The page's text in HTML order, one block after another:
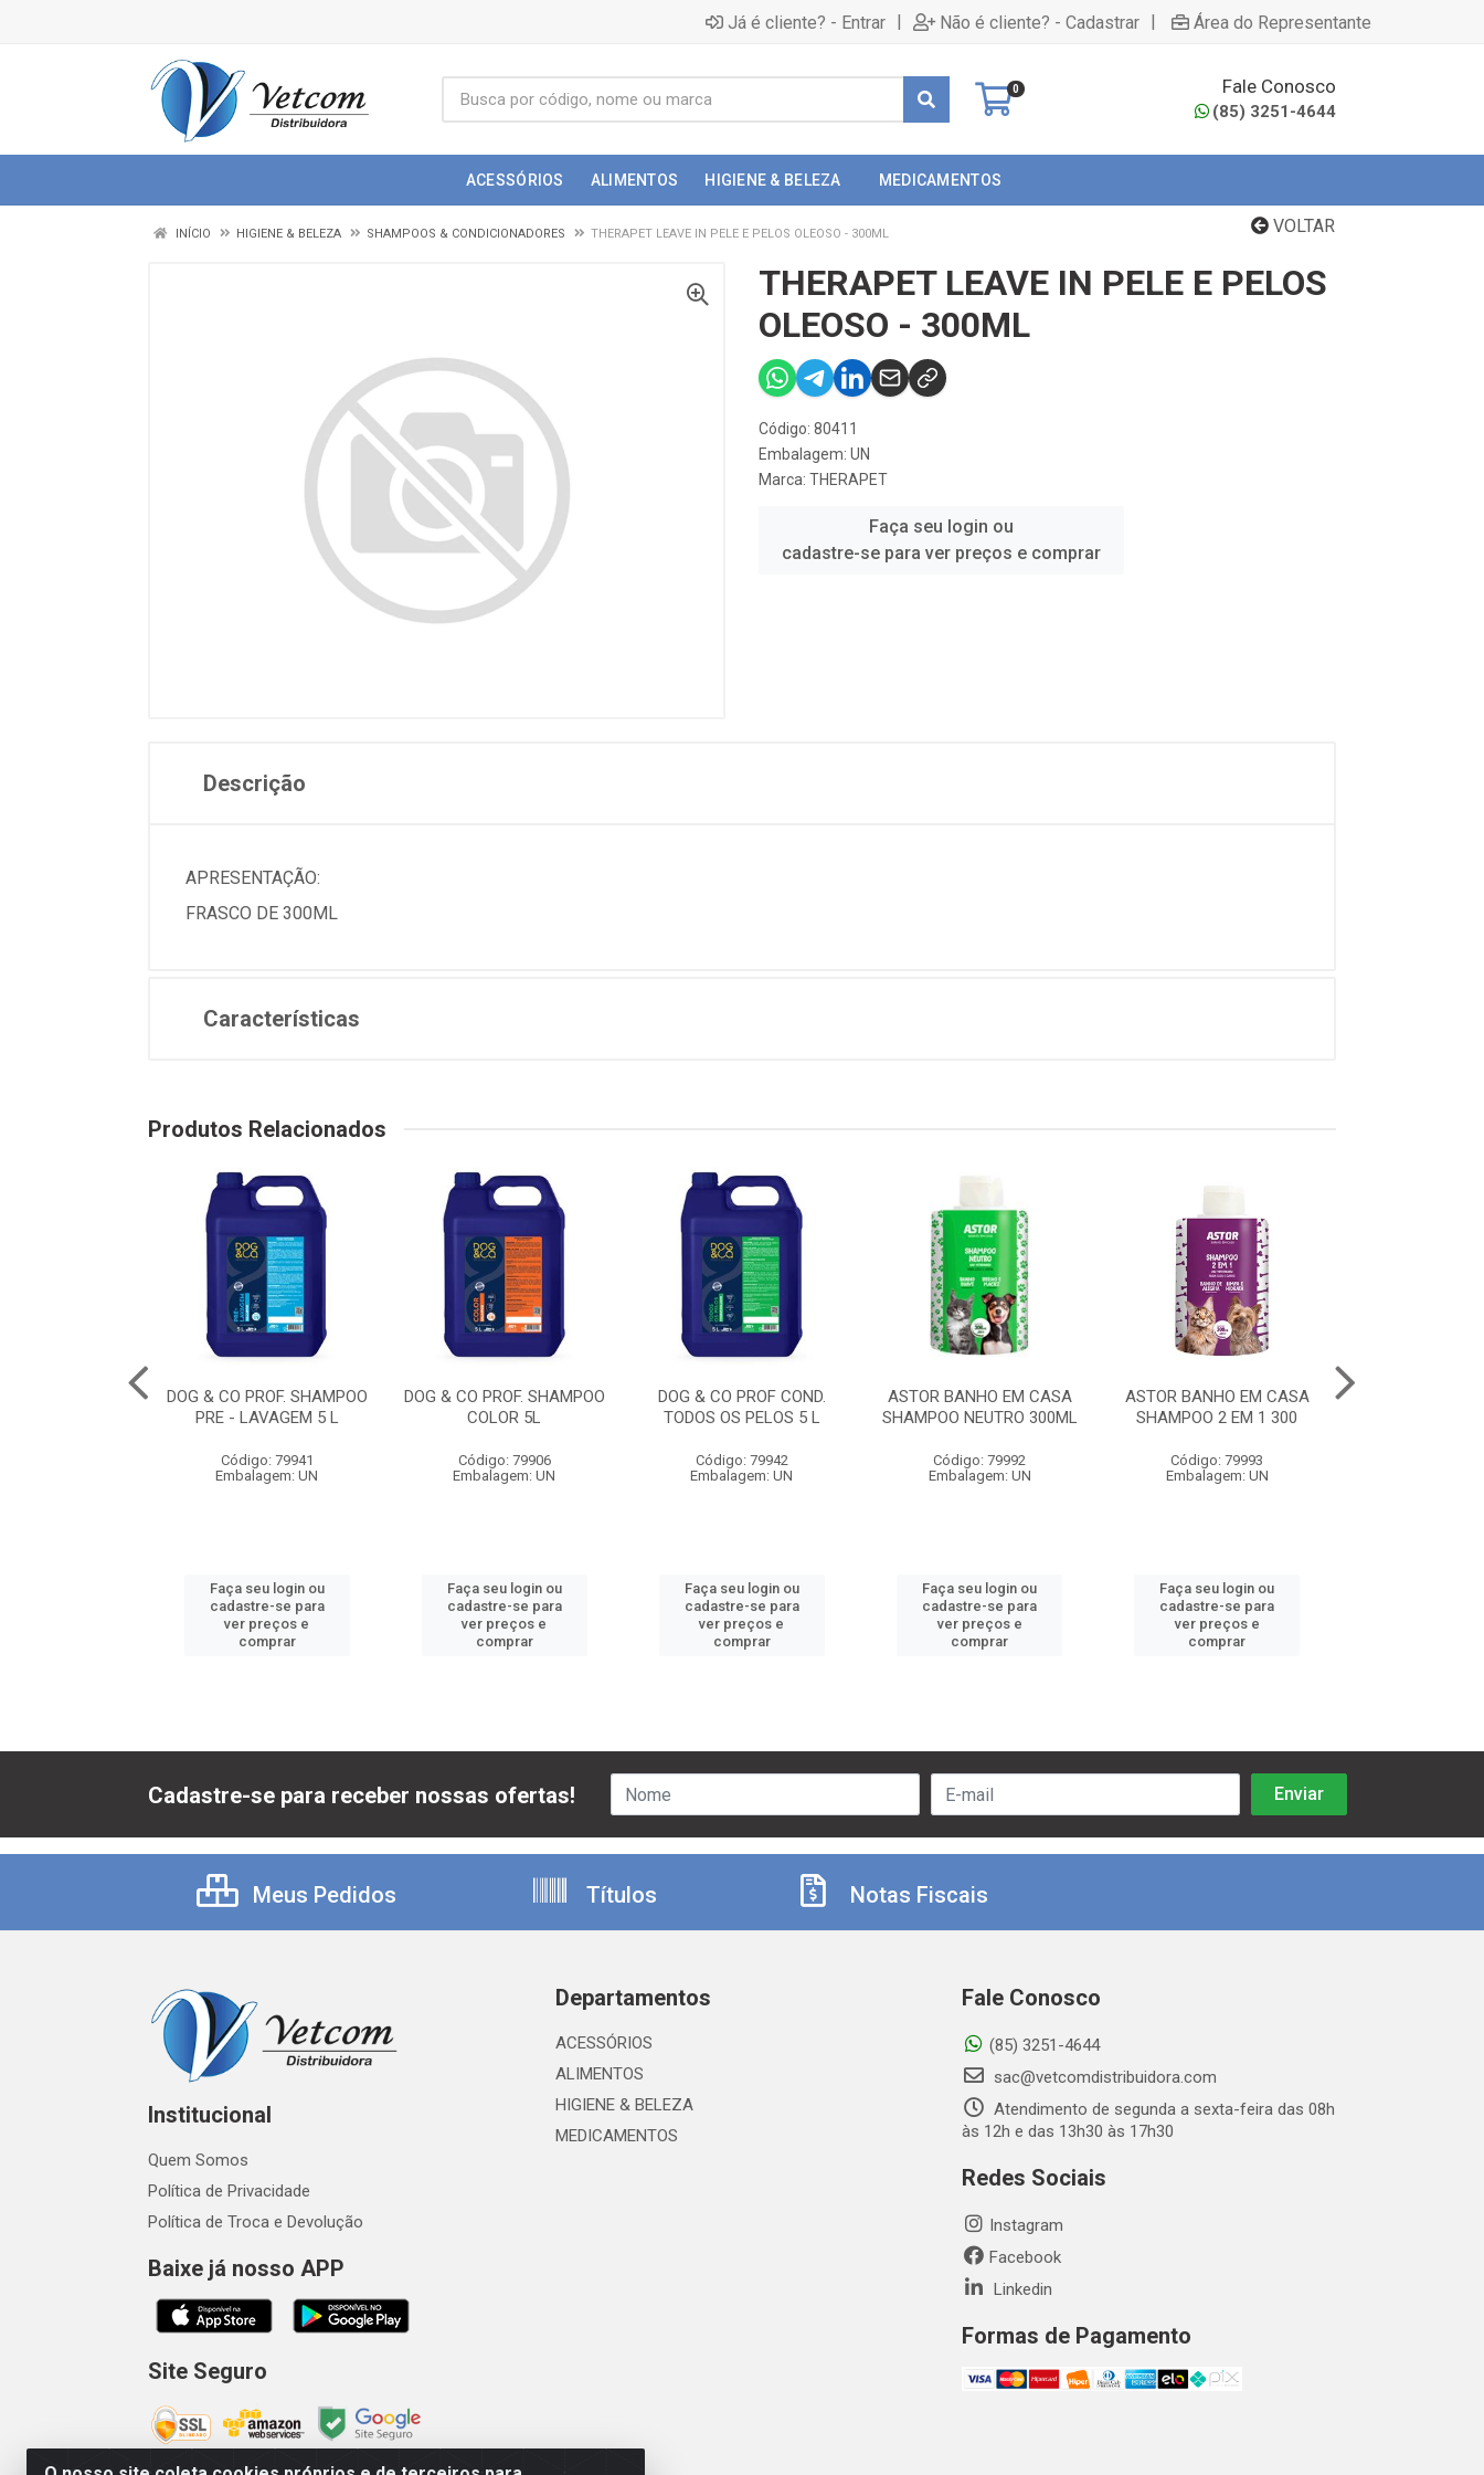
Já é cliente? - Entrar | Não é cliente? - Cadastrar | Área do Representante
0 Fale Conosco
(85) 3251-4644
ACESSÓRIOS ALIMENTOS HIGIENE & BELEZA MEDICAMENTOS
VOLTAR
INÍCIO HIGIENE & BELEZA SHAMPOOS & CONDICIONADORES THERAPET LEAVE IN PELE E PELOS OLEOSO - 300ML
THERAPET LEAVE IN PELE E PELOS
OLEOSO - 300ML
Código: 80411
Embalagem: UN
Marca: THERAPET
Faça seu login ou
cadastre-se para ver preços e comprar
Descrição
APRESENTAÇÃO:
FRASCO DE 300ML
Características
Produtos Relacionados
DOG & CO PROF. SHAMPOO
PRE - LAVAGEM 5 L
Código: 79941
Embalagem: UN
Faça seu login ou
cadastre-se para
ver preços e
comprar
DOG & CO PROF. SHAMPOO
COLOR 5L
Código: 79906
Embalagem: UN
Faça seu login ou
cadastre-se para
ver preços e
comprar
DOG & CO PROF COND.
TODOS OS PELOS 5 L
Código: 79942
Embalagem: UN
Faça seu login ou
cadastre-se para
ver preços e
comprar
ASTOR BANHO EM CASA
SHAMPOO NEUTRO 300ML
Código: 79992
Embalagem: UN
Faça seu login ou
cadastre-se para
ver preços e
comprar
ASTOR BANHO EM CASA
SHAMPOO 2 EM 1 300
Código: 79993
Embalagem: UN
Faça seu login ou
cadastre-se para
ver preços e
comprar
Cadastre-se para receber nossas ofertas!
Meus Pedidos Títulos Notas Fiscais
Institucional
Quem Somos
Política de Privacidade
Política de Troca e Devolução
Baixe já nosso APP
Site Seguro
Departamentos
ACESSÓRIOS
ALIMENTOS
HIGIENE & BELEZA
MEDICAMENTOS
Fale Conosco
(85) 3251-4644
sac@vetcomdistribuidora.com
Atendimento de segunda a sexta-feira das 08h
às 12h e das 13h30 às 17h30
Redes Sociais
Instagram
Facebook
Linkedin
Formas de Pagamento